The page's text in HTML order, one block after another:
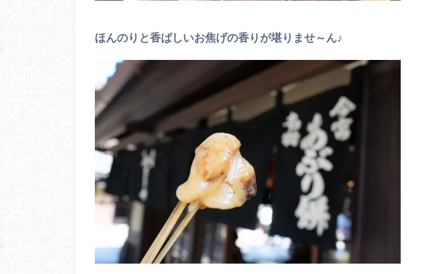
ほんのりと香ばしいお焦げの香りが堪りませ～ん♪